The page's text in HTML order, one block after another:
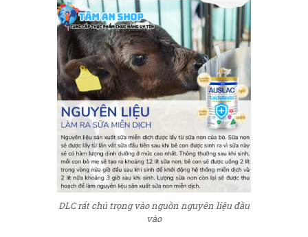
DLC rất chú trọng vào nguồn nguyên liệu đầu
vào